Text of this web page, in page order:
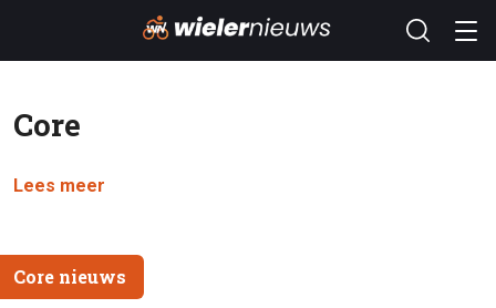
Core
Lees meer
Core nieuws